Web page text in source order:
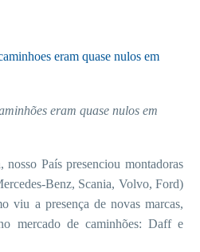
eram quase nulos em
nosso País presenciou montadoras
Benz, Scania, Volvo, Ford)
viu a presença de novas marcas,
mercado de caminhões: Daff e